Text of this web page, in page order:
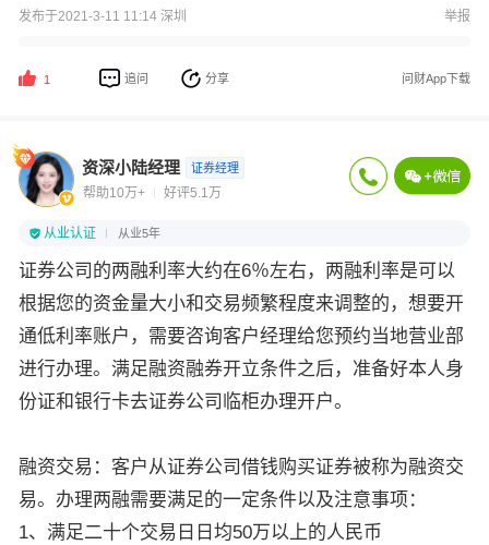
发布于2021-3-11 11:14 深圳 举报
1 追问 分享 问财App下载
资深小陆经理 证券经理
帮助10万+ 好评5.1万
从业认证 从业5年
证券公司的两融利率大约在6％左右，两融利率是可以
根据您的资金量大小和交易频繁程度来调整的，想要开
通低利率账户，需要咨询客户经理给您预约当地营业部
进行办理。满足融资融券开立条件之后，准备好本人身
份证和银行卡去证券公司临柜办理开户。
融资交易：客户从证券公司借钱购买证券被称为融资交
易。办理两融需要满足的一定条件以及注意事项：
1、满足二十个交易日日均50万以上的人民币